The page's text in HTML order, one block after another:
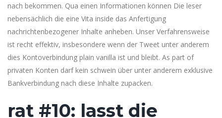
nach bekommen. Qua einen Informationen können Die leser
nebensächlich die eine Vita inside das Anfertigung
nachrichtenbezogener Inhalte anheben. Unser Verfahrensweise
ist recht effektiv, insbesondere wenn der Tweet unter anderem
dies Kontoverbindung plain vanilla ist und bleibt. As part of
privaten Konten darf kein schwein über unter anderem exklusive
Bankverbindung nach diese Inhalte zupacken.
rat #10: lasst die